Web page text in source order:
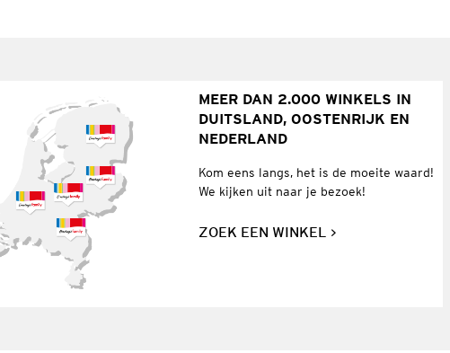
MEER DAN 2.000 WINKELS IN
DUITSLAND, OOSTENRIJK EN
NEDERLAND
Kom eens langs, het is de moeite waard!
We kijken uit naar je bezoek!
ZOEK EEN WINKEL